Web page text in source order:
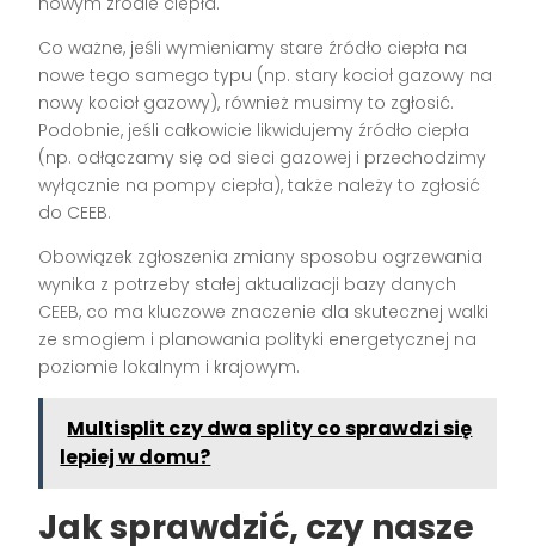
Co ważne, jeśli wymieniamy stare źródło ciepła na
nowe tego samego typu (np. stary kocioł gazowy na
nowy kocioł gazowy), również musimy to zgłosić.
Podobnie, jeśli całkowicie likwidujemy źródło ciepła
(np. odłączamy się od sieci gazowej i przechodzimy
wyłącznie na pompy ciepła), także należy to zgłosić
do CEEB.
Obowiązek zgłoszenia zmiany sposobu ogrzewania
wynika z potrzeby stałej aktualizacji bazy danych
CEEB, co ma kluczowe znaczenie dla skutecznej walki
ze smogiem i planowania polityki energetycznej na
poziomie lokalnym i krajowym.
Multisplit czy dwa splity co sprawdzi się
lepiej w domu?
Jak sprawdzić, czy nasze